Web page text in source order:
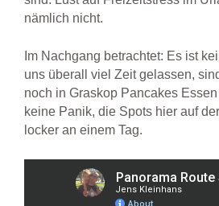
nämlich nicht.
Im Nachgang betrachtet: Es ist
uns überall viel Zeit gelassen,
noch in Graskop Pancakes
keine Panik, die Spots hier auf
locker an einem Tag.